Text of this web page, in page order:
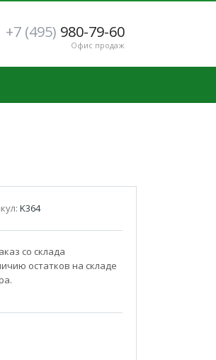
+7 (495) 980-79-60
Офис продаж
K364
со склада
остатков на складе